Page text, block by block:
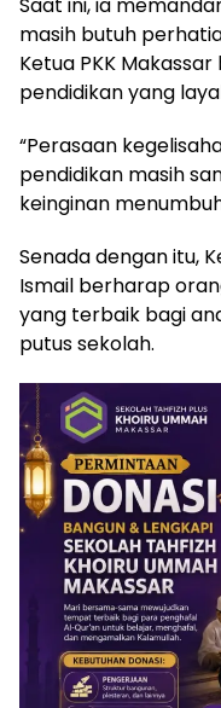
masih butuh
Ketua PKK
pendidikan yang
“Perasaan
pendidikan masih
keinginan
Senada dengan itu,
Ismail berharap
yang terbaik bagi
putus sekolah.